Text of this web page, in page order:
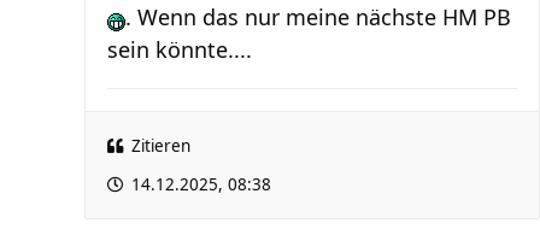
. Wenn das nur meine nächste HM PB
sein könnte....
Zitieren
14.12.2025, 08:38